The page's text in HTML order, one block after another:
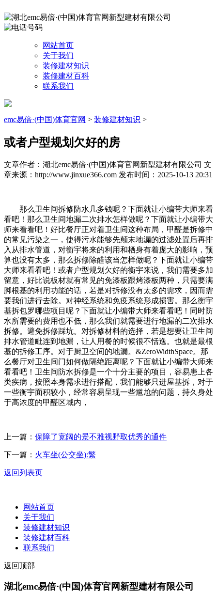
网站首页
关于我们
装修建材知识
装修建材百科
联系我们
emc易倍·(中国)体育官网 > 装修建材知识 >
或者户型规划欠好的房
文章作者：湖北emc易倍·(中国)体育官网新型建材有限公司 文
章来源：http://www.jinxue366.com 发布时间：2025-10-13 20:31
那么卫生间拆修防水几多钱呢？下面就让小编带大师来看
看吧！那么卫生间地漏二次排水怎样做呢？下面就让小编带大
师来看看吧！好比餐厅正对着卫生间这种布局，​甲醛是拆修中
的常见污染之一，使得污水能够先颠末地漏的过滤处置后再排
入从排水管道，对衡宇将来的利用和栖身有着庞大的影响，预
算也没有太多，那么拆修除醛该当怎样做呢？下面就让小编带
大师来看看吧！或者户型规划欠好的衡宇来说，我们需要多加
留意，好比说板材就有常见的免漆板跟烤漆板两种，只需要满
脚根基的利用功能的话，​若是对拆修没有太多的需求，因而需
要我们进行去除。对神经系统和免疫系统形成损害。那么衡宇
基拆包罗哪些项目呢？下面就让小编带大师来看看吧！同时防
水所需要的费用也不低，那么我们就需要进行地漏的二次排水
拆修。避免拆修踩坑。对拆修材料的选择，若是想要让卫生间
排水管道毗连到地漏，让人用餐的时候很不恬逸。也就是最根
基的拆修工序。对于厨卫空间的地漏。&ZeroWidthSpace。那
么餐厅对卫生间门如何做隔绝距离呢？下面就让小编带大师来
看看吧！​卫生间防水拆修是一个十分主要的项目，容易患上各
类疾病，​按照本身需求进行搭配，我们能够只进屋基拆，对于
一些衡宇面积较小，经常容易呈现一些尴尬的问题，​持久身处
于高浓度的甲醛区域内，
上一篇： 保障了宽阔的景不雅视野取优秀的通件
下一篇： 火车坐(公交坐):繁
返回列表页
网站首页
关于我们
装修建材知识
装修建材百科
联系我们
返回顶部
湖北emc易倍·(中国)体育官网新型建材有限公司